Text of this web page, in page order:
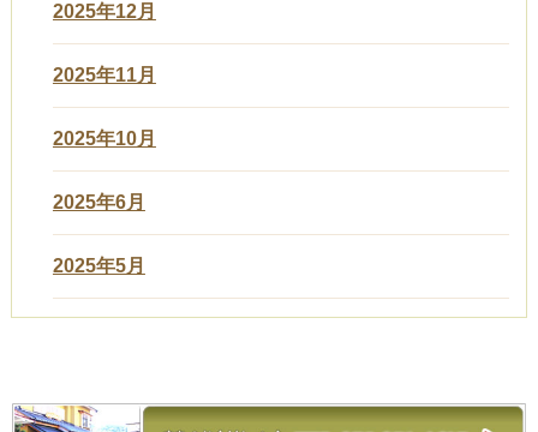
2025年12月
2025年11月
2025年10月
2025年6月
2025年5月